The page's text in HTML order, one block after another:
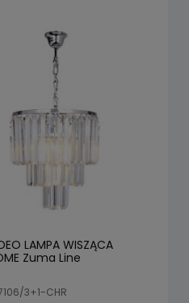
LAMPA WISZĄCA
Zuma Line
3+1-CHR